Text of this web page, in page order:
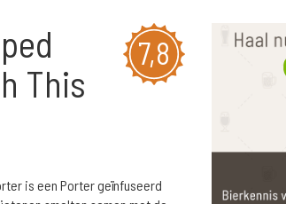
7,8
This
is een Porter geïnfuseerd